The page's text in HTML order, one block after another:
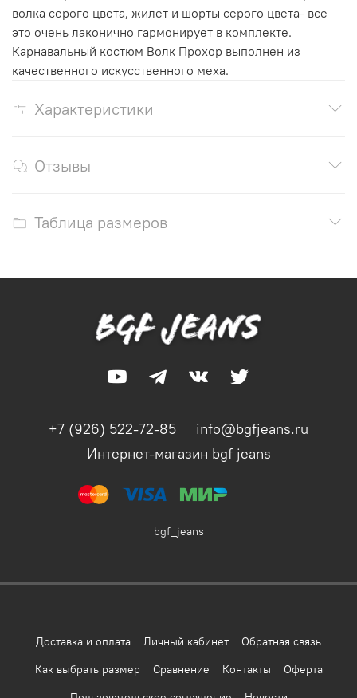
волка серого цвета, жилет и шорты серого цвета- все
это очень лаконично гармонирует в комплекте.
Карнавальный костюм Волк Прохор выполнен из
качественного искусственного меха.
Характеристики
Отзывы
Таблица размеров
+7 (926) 522-72-85
info@bgfjeans.ru
Интернет-магазин bgf jeans
bgf_jeans
Доставка и оплата Личный кабинет
Обратная связь
Как выбрать размер
Сравнение Контакты
Оферта